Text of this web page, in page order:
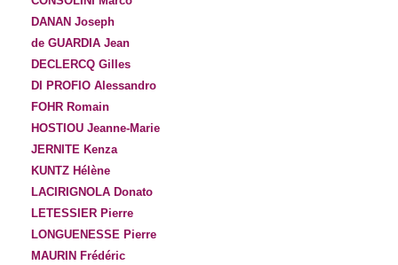
DANAN Joseph
de GUARDIA Jean
DECLERCQ Gilles
DI PROFIO Alessandro
FOHR Romain
HOSTIOU Jeanne-Marie
JERNITE Kenza
KUNTZ Hélène
LACIRIGNOLA Donato
LETESSIER Pierre
LONGUENESSE Pierre
MAURIN Frédéric